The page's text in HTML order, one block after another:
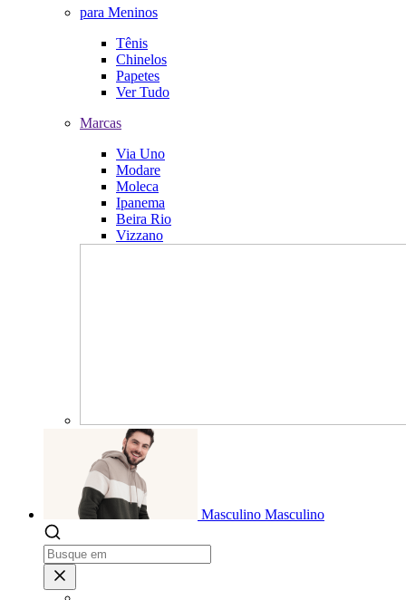
para Meninos
Tênis
Chinelos
Papetes
Ver Tudo
Marcas
Via Uno
Modare
Moleca
Ipanema
Beira Rio
Vizzano
Masculino Masculino